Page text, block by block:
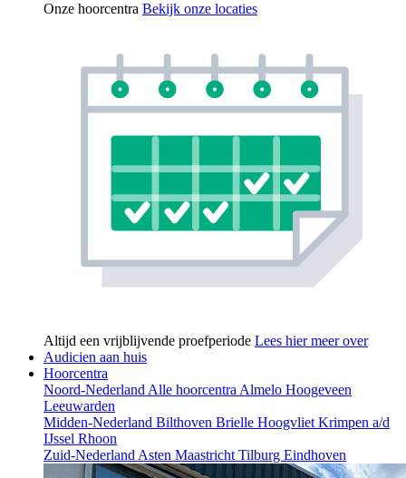
Onze hoorcentra Bekijk onze locaties
Altijd een vrijblijvende proefperiode Lees hier meer over
Audicien aan huis
Hoorcentra
Noord-NederlandAlle hoorcentraAlmelo Hoogeveen
Leeuwarden
Midden-Nederland Bilthoven Brielle HoogvlietKrimpen a/d
IJssel Rhoon
Zuid-NederlandAsten MaastrichtTilburg Eindhoven